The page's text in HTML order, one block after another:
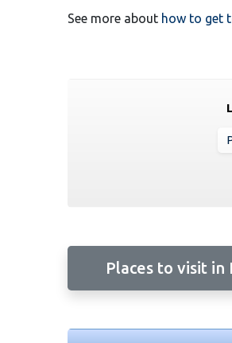
See more about how to get
Places to visit in